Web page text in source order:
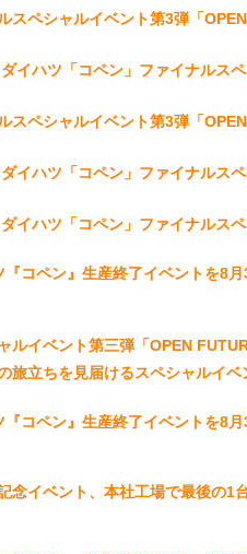
スペシャルイベント第3弾「
イハツ「コペン」ファイナルス
スペシャルイベント第3弾「
イハツ「コペン」ファイナルス
イハツ「コペン」ファイナルス
コペン』生産終了イベントを8
ルイベント第三弾「OPEN
旅立ちを見届けるスペシャルイ
コペン』生産終了イベントを8
念イベント、本社工場で最後の